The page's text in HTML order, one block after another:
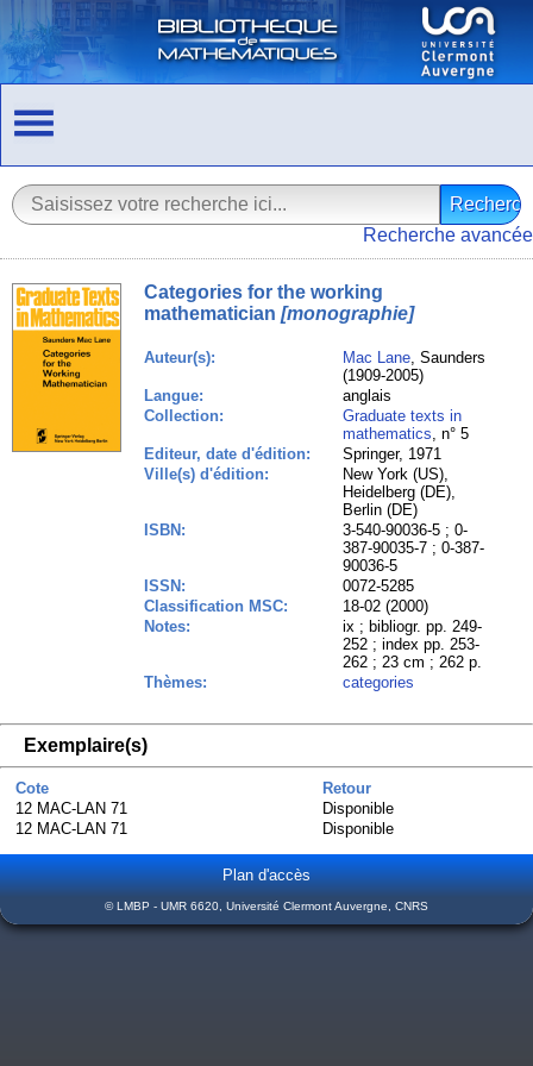
Recherche avancée
Categories for the working
mathematician [monographie]
Auteur(s): Mac Lane, Saunders
(1909-2005)
Langue:
anglais
Collection:
Graduate texts in
mathematics, n° 5
Editeur, date d'édition:
Springer, 1971
Ville(s) d'édition:
New York (US),
Heidelberg (DE),
Berlin (DE)
ISBN:
3-540-90036-5 ; 0-
387-90035-7 ; 0-387-
90036-5
ISSN:
0072-5285
Classification MSC:
18-02 (2000)
Notes:
ix ; bibliogr. pp. 249-
252 ; index pp. 253-
262 ; 23 cm ; 262 p.
Thèmes:
categories
Exemplaire(s)
Cote
Retour
12 MAC-LAN 71
Disponible
12 MAC-LAN 71
Disponible
Plan d'accès
© LMBP - UMR 6620, Université Clermont Auvergne, CNRS